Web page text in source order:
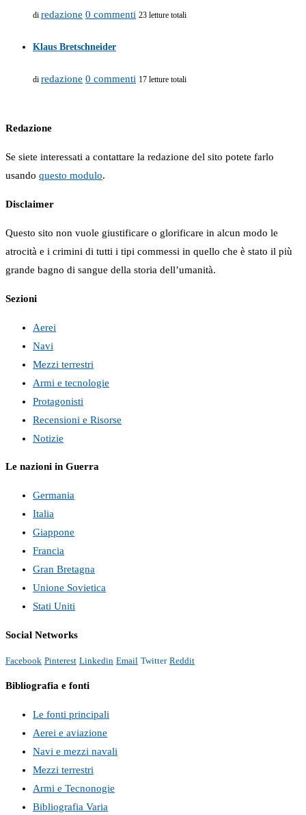
di redazione 0 commenti 23 letture totali
Klaus Bretschneider
di redazione 0 commenti 17 letture totali
Redazione
Se siete interessati a contattare la redazione del sito potete farlo
usando questo modulo.
Disclaimer
Questo sito non vuole giustificare o glorificare in alcun modo le
atrocità e i crimini di tutti i tipi commessi in quello che è stato il più
grande bagno di sangue della storia dell’umanità.
Sezioni
Aerei
Navi
Mezzi terrestri
Armi e tecnologie
Protagonisti
Recensioni e Risorse
Notizie
Le nazioni in Guerra
Germania
Italia
Giappone
Francia
Gran Bretagna
Unione Sovietica
Stati Uniti
Social Networks
Facebook Pinterest Linkedin Email Twitter Reddit
Bibliografia e fonti
Le fonti principali
Aerei e aviazione
Navi e mezzi navali
Mezzi terrestri
Armi e Tecnonogie
Bibliografia Varia